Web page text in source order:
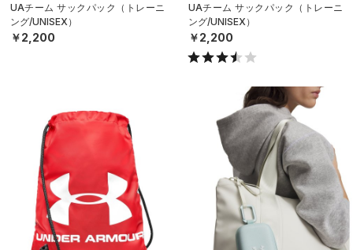
UAチーム サックパック（トレーニ
ング/UNISEX）
￥2,200
UAチーム サックパック（トレーニ
ング/UNISEX）
￥2,200